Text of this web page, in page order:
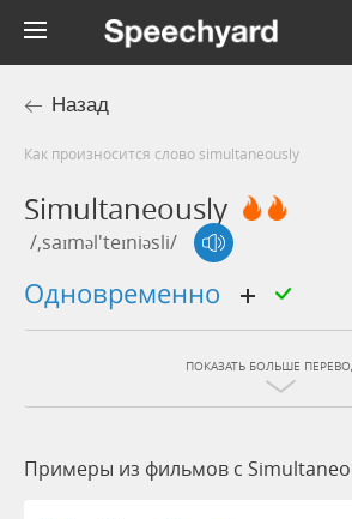
Назад
Как произносится слово simultaneously
Simultaneously
/,saɪməl'teɪniəsli/
одновременно
ПОКАЗАТЬ БОЛЬШЕ
Примеры из фильмов c